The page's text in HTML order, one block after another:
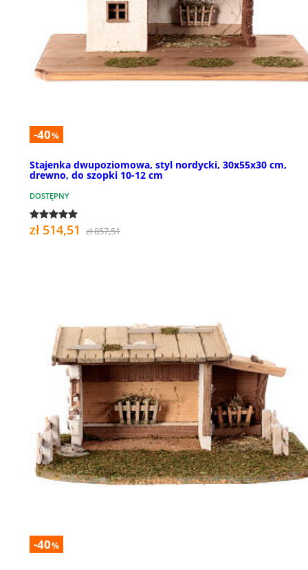
-40%
Stajenka dwupoziomowa, styl nordycki, 30x55x30 cm,
drewno, do szopki 10-12 cm
DOSTĘPNY
zł 514,51 zł 857,51
-40%